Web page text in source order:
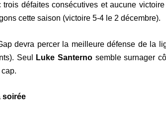
trois défaites consécutives et aucune
cette saison (victoire 5-4 le 2 décembre).
devra percer la meilleure défense de la
Seul Luke Santernosemble surnager
soirée